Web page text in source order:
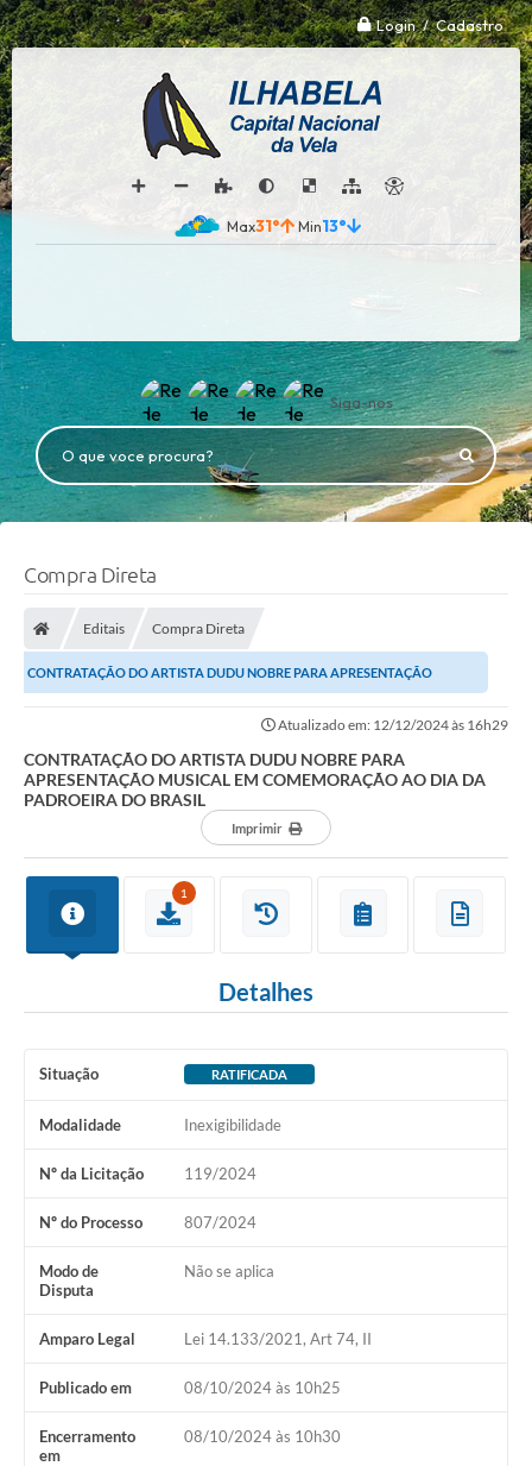
Login / Cadastro
31° 13°
Siga-nos
O que voce procura?
Compra Direta
Editais Compra Direta
CONTRATAÇÃO DO ARTISTA DUDU NOBRE PARA APRESENTAÇÃO
Atualizado em: 12/12/2024 às 16h29
CONTRATAÇÃO DO ARTISTA DUDU NOBRE PARA
APRESENTAÇÃO MUSICAL EM COMEMORAÇÃO AO DIA DA
PADROEIRA DO BRASIL
Imprimir
1
Detalhes
Situação RATIFICADA
Modalidade Inexigibilidade
Nº da Licitação 119/2024
Nº do Processo 807/2024
Modo de
Disputa
Não se aplica
Amparo Legal Lei 14.133/2021, Art 74, II
Publicado em 08/10/2024 às 10h25
Encerramento
em
08/10/2024 às 10h30